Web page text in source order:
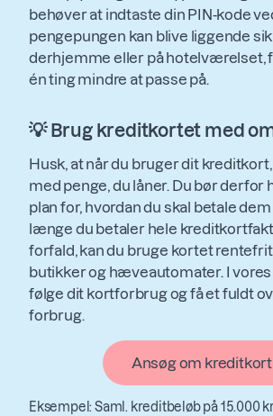
behøver at indtaste din PIN-kode
pengepungen kan blive liggende
derhjemme eller på hotelværelset,
én ting mindre at passe på.
💡 Brug kreditkortet med
Husk, at når du bruger dit
med penge, du låner. Du bør derfor
plan for, hvordan du skal betale dem
længe du betaler hele
forfald, kan du bruge kortet rentefrit
butikker og hæveautomater. I vores
følge dit kortforbrug og få et fuldt
forbrug.
Ansøg om kreditkort
Eksempel: Saml. kreditbeløb på 15.000